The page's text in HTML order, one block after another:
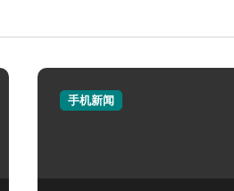
手机新闻